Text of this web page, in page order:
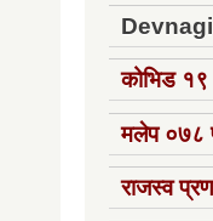
कोभिड १९
मलेप ०७८
राजस्व